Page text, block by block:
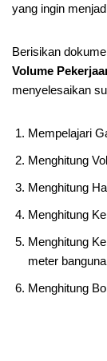
yang ingin
Berisikan
Volume
menyelesaikan
Mempelajari
Menghitung
Menghitung
Menghitung
Menghitung
meter
Menghitung